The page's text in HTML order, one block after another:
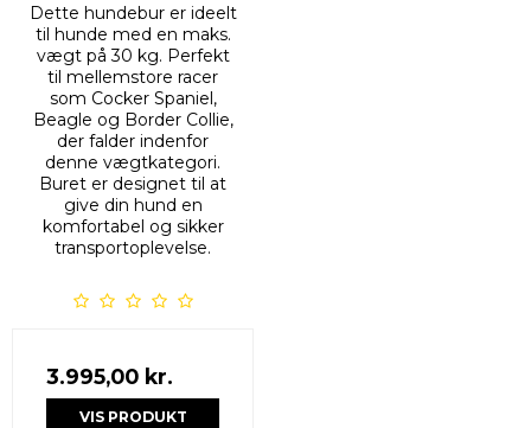
Dette hundebur er ideelt
til hunde med en maks.
vægt på 30 kg. Perfekt
til mellemstore racer
som Cocker Spaniel,
Beagle og Border Collie,
der falder indenfor
denne vægtkategori.
Buret er designet til at
give din hund en
komfortabel og sikker
transportoplevelse.
3.995,00 kr.
VIS PRODUKT